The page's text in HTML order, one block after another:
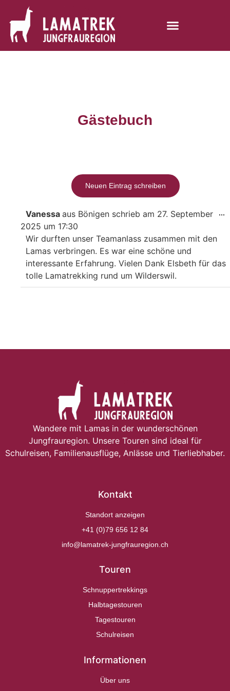
Gästebuch
Vanessa aus Bönigen schrieb am 27. September
2025 um 17:30
Wir durften unser Teamanlass zusammen mit den
Lamas verbringen. Es war eine schöne und
interessante Erfahrung. Vielen Dank Elsbeth für das
tolle Lamatrekking rund um Wilderswil.
...
Wandere mit Lamas in der wunderschönen
Jungfrauregion. Unsere Touren sind ideal für
Schulreisen, Familienausflüge, Anlässe und Tierliebhaber.
Kontakt
Standort anzeigen
+41 (0)79 656 12 84
info@lamatrek-jungfrauregion.ch
Touren
Schnuppertrekkings
Halbtagestouren
Tagestouren
Schulreisen
Informationen
Über uns